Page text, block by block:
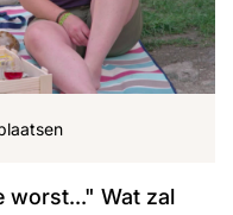
Martijn
Nieuwsbrief
worst..." Wat zal